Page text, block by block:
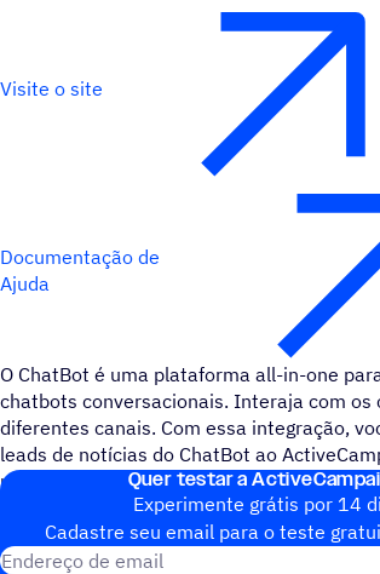
Visite o site
Documentação de
Ajuda
O ChatBot é uma plataforma all-in-one
chatbots conversacionais. Interaja com os
diferentes canais. Com essa integração,
leads de notícias do ChatBot ao
um contato quando uma mensagem é
Quer testar a
Experimente grátis por 14
Cadastre seu email para o teste